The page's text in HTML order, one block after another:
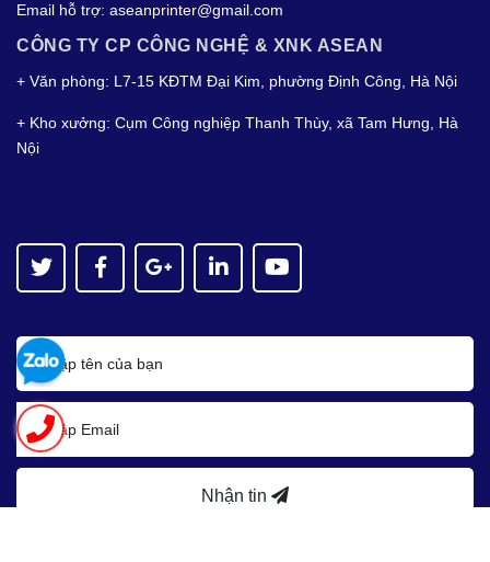
Email hỗ trợ: aseanprinter@gmail.com
CÔNG TY CP CÔNG NGHỆ & XNK ASEAN
+ Văn phòng: L7-15 KĐTM Đại Kim, phường Định Công, Hà Nội
+ Kho xưởng: Cụm Công nghiệp Thanh Thùy, xã Tam Hưng, Hà
Nội
Nhận tin